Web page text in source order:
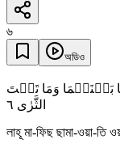
৬
অডিও
بَیۡنَہُمَا وَمَا تَحۡتَ
الثَّرٰی ٦
লাহূ মা-ফিছ ছামা-ওয়া-তি